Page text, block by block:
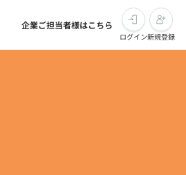
企業ご担当者様はこちら
ログイン新規登録